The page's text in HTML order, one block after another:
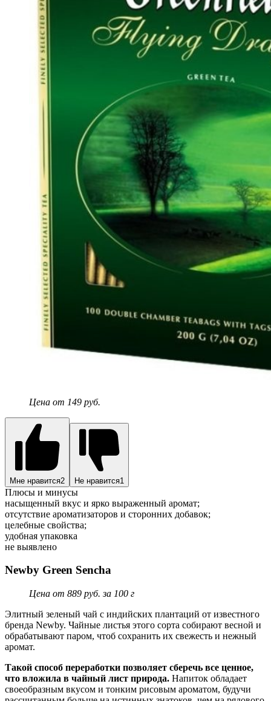
Цена от 149 руб.
Мне нравится2 Не нравится1
Плюсы и минусы
насыщенный вкус и ярко выраженный аромат;
отсутствие ароматизаторов и сторонних добавок;
целебные свойства;
удобная упаковка
не выявлено
Newby Green Sencha
Цена от 889 руб. за 100 г
Элитный зеленый чай с индийских плантаций от известного
бренда Newby. Чайные листья этого сорта собирают весной и
обрабатывают паром, чтоб сохранить их свежесть и нежный
аромат.
Такой способ переработки позволяет сберечь все ценное,
что вложила в чайный лист природа. Напиток обладает
своеобразным вкусом и тонким рисовым ароматом, будучи